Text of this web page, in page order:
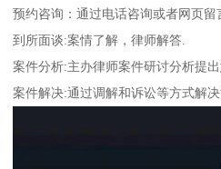
预约咨询：通过电话咨询或者网页留
到所面谈:案情了解，律师解答.
案件分析:主办律师案件研讨分析提出
案件解决:通过调解和诉讼等方式解决